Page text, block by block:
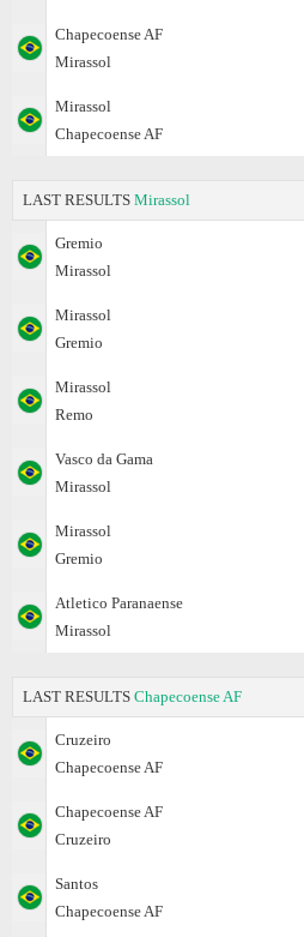
Chapecoense AF
Mirassol
Mirassol
Chapecoense AF
LAST RESULTS Mirassol
Gremio
Mirassol
Mirassol
Gremio
Mirassol
Remo
Vasco da Gama
Mirassol
Mirassol
Gremio
Atletico Paranaense
Mirassol
LAST RESULTS Chapecoense AF
Cruzeiro
Chapecoense AF
Chapecoense AF
Cruzeiro
Santos
Chapecoense AF